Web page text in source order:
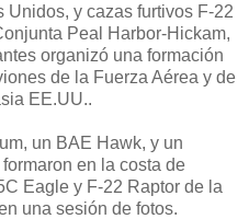
Unidos, y cazas furtivos F-22
Peal Harbor-Hickam,
organizó una formación
de la Fuerza Aérea y de
EE.UU..
un BAE Hawk, y un
en la costa de
Eagle y F-22 Raptor de la
una sesión de fotos.